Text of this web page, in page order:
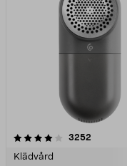
3252
Klädvård
4.5av 5 stjärnor